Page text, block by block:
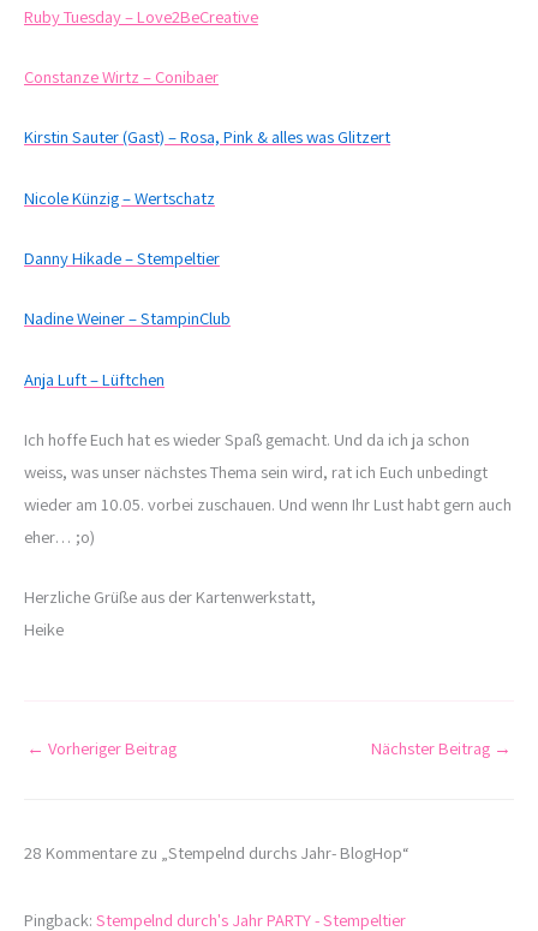
Ruby Tuesday – Love2BeCreative
Constanze Wirtz – Conibaer
Kirstin Sauter (Gast) – Rosa, Pink & alles was Glitzert
Nicole Künzig – Wertschatz
Danny Hikade – Stempeltier
Nadine Weiner – StampinClub
Anja Luft – Lüftchen
Ich hoffe Euch hat es wieder Spaß gemacht. Und da ich ja schon
weiss, was unser nächstes Thema sein wird, rat ich Euch unbedingt
wieder am 10.05. vorbei zuschauen. Und wenn Ihr Lust habt gern auch
eher… ;o)
Herzliche Grüße aus der Kartenwerkstatt,
Heike
← Vorheriger Beitrag Nächster Beitrag →
28 Kommentare zu „Stempelnd durchs Jahr- BlogHop“
Pingback: Stempelnd durch's Jahr PARTY - Stempeltier